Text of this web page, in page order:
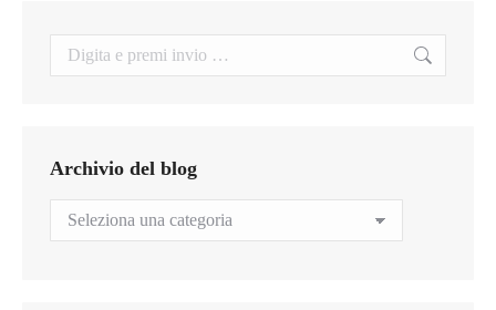
Search:
Archivio del blog
Archivio
del